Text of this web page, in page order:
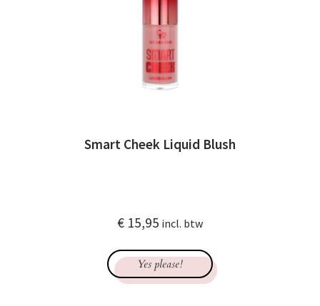
Smart Cheek Liquid Blush
€ 15,95 incl. btw
Yes please!